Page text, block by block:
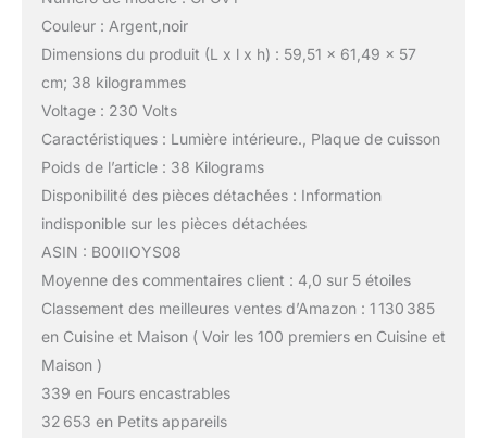
Couleur : Argent,noir
Dimensions du produit (L x l x h) : 59,51 x 61,49 x 57
cm; 38 kilogrammes
Voltage : 230 Volts
Caractéristiques : Lumière intérieure., Plaque de cuisson
Poids de l’article : 38 Kilograms
Disponibilité des pièces détachées : Information
indisponible sur les pièces détachées
ASIN : B00IIOYS08
Moyenne des commentaires client : 4,0 sur 5 étoiles
Classement des meilleures ventes d’Amazon : 1 130 385
en Cuisine et Maison ( Voir les 100 premiers en Cuisine et
Maison )
339 en Fours encastrables
32 653 en Petits appareils